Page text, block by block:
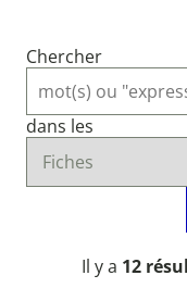
Chercher
dans les
Il y a 12